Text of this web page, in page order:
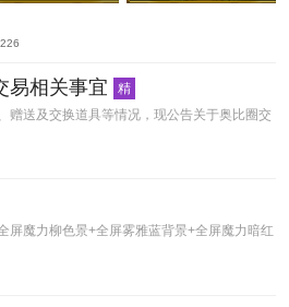
226
易相关事宜
精
赠送及交换道具等情况，现公告关于奥比圈交
屏魔力柳色景+全屏雾雅蓝背景+全屏魔力暗红